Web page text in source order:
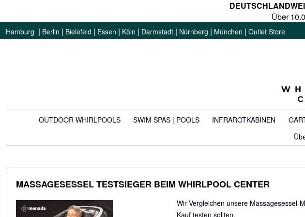
Über
Hamburg | Berlin | Bielefeld | Essen | Köln | Darmstadt | Nürnberg | München | Outlet Store
OUTDOOR WHIRLPOOLS SWIM SPAS | POOLS INFRAROTKABINEN
MASSAGESESSEL TESTSIEGER BEIM WHIRLPOOL CENTER
Wir Vergleichen unsere Massagesessel-
Kauf testen sollten.